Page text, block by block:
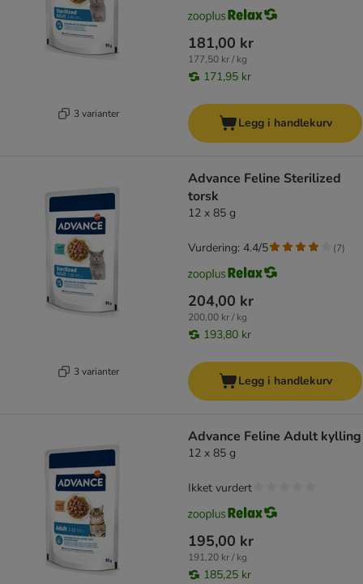
3 varianter
181,00 kr
177,50 kr / kg
171,95 kr
Legg i handlekurv
3 varianter
Advance Feline Sterilized
torsk
12 x 85 g
204,00 kr
200,00 kr / kg
193,80 kr
Vurdering: 4.4/5 (7)
Legg i handlekurv
Advance Feline Adult kylling
12 x 85 g
195,00 kr
191,20 kr / kg
185,25 kr
Ikket vurdert